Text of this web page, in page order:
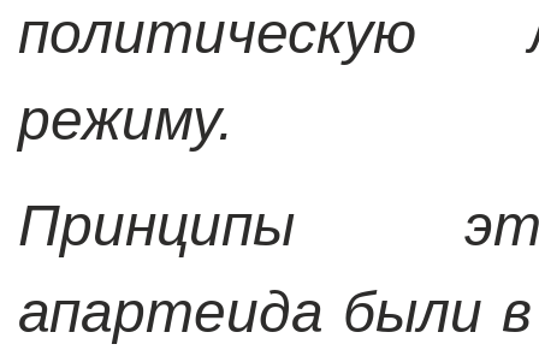
политическую
режиму.
Принципы
апартеида были